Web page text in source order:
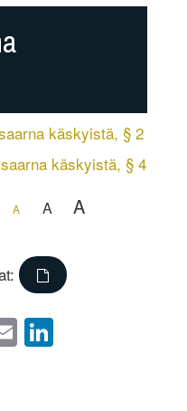
käskyistä, § 2
käskyistä, § 4
A A A
Email